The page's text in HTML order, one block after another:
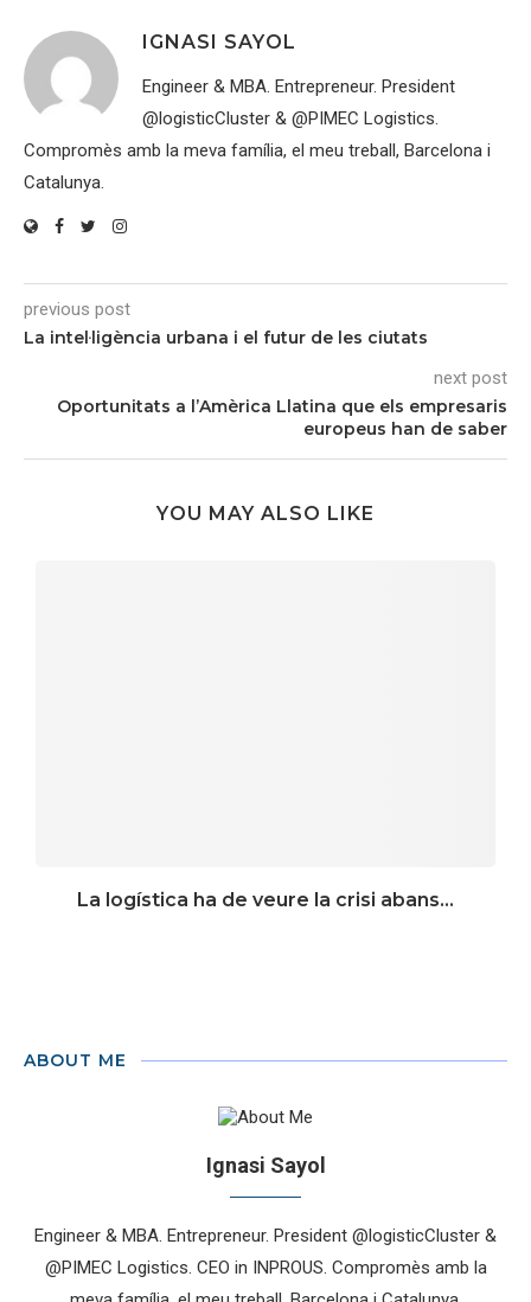
IGNASI SAYOL
Engineer & MBA. Entrepreneur. President
@logisticCluster & @PIMEC Logistics.
Compromès amb la meva família, el meu treball, Barcelona i
Catalunya.
previous post
La intel·ligència urbana i el futur de les ciutats
next post
Oportunitats a l’Amèrica Llatina que els empresaris
europeus han de saber
YOU MAY ALSO LIKE
La logística ha de veure la crisi abans...
ABOUT ME
Ignasi Sayol
Engineer & MBA. Entrepreneur. President @logisticCluster &
@PIMEC Logistics. CEO in INPROUS. Compromès amb la